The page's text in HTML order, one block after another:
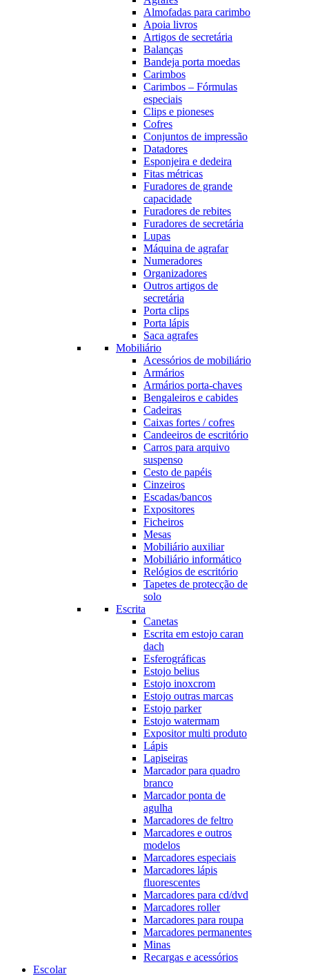
Almofadas para carimbo
Apoia livros
Artigos de secretária
Balanças
Bandeja porta moedas
Carimbos
Carimbos – Fórmulas
especiais
Clips e pioneses
Cofres
Conjuntos de impressão
Datadores
Esponjeira e dedeira
Fitas métricas
Furadores de grande
capacidade
Furadores de rebites
Furadores de secretária
Lupas
Máquina de agrafar
Numeradores
Organizadores
Outros artigos de
secretária
Porta clips
Porta lápis
Saca agrafes
Mobiliário
Acessórios de mobiliário
Armários
Armários porta-chaves
Bengaleiros e cabides
Cadeiras
Caixas fortes / cofres
Candeeiros de escritório
Carros para arquivo
suspenso
Cesto de papéis
Cinzeiros
Escadas/bancos
Expositores
Ficheiros
Mesas
Mobiliário auxiliar
Mobiliário informático
Relógios de escritório
Tapetes de protecção de
solo
Escrita
Canetas
Escrita em estojo caran
dach
Esferográficas
Estojo belius
Estojo inoxcrom
Estojo outras marcas
Estojo parker
Estojo watermam
Expositor multi produto
Lápis
Lapiseiras
Marcador para quadro
branco
Marcador ponta de
agulha
Marcadores de feltro
Marcadores e outros
modelos
Marcadores especiais
Marcadores lápis
fluorescentes
Marcadores para cd/dvd
Marcadores roller
Marcadores para roupa
Marcadores permanentes
Minas
Recargas e acessórios
Escolar